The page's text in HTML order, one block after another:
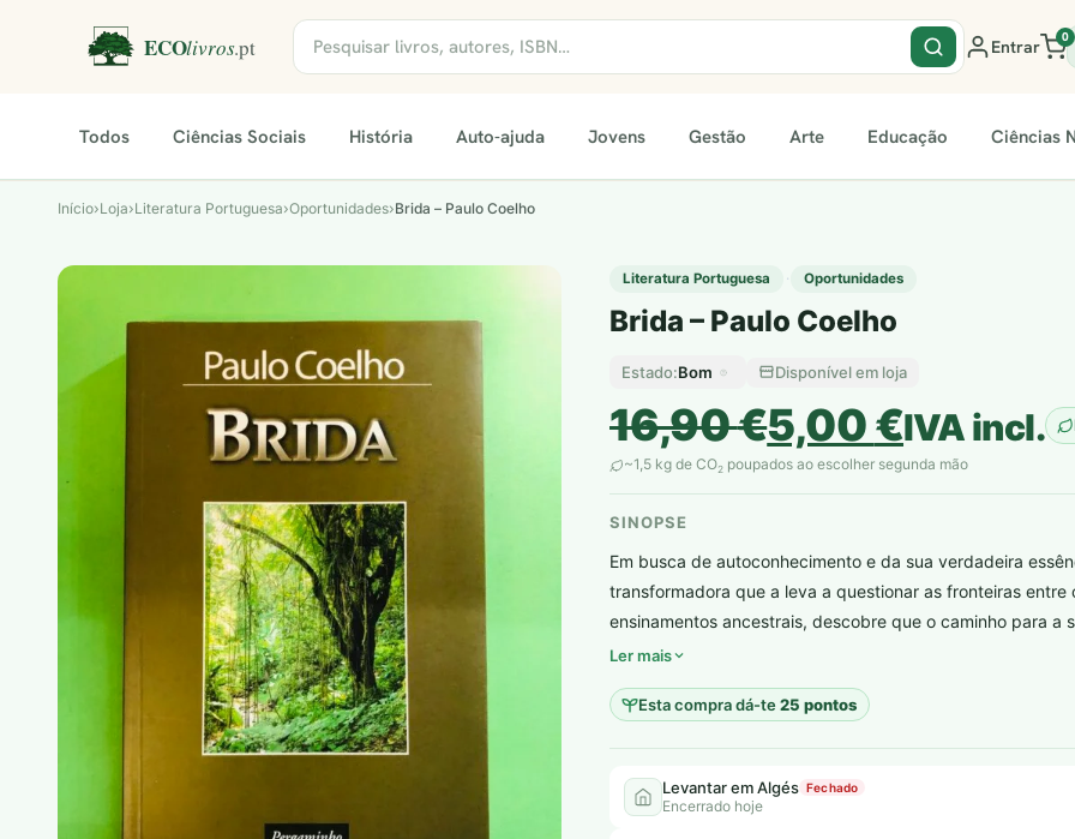
Entrar 0
Todos Ciências Sociais História Auto-ajuda Jovens Gestão Arte Educação Ciências
Início›Loja›Literatura Portuguesa›Oportunidades›Brida – Paulo Coelho
Literatura Portuguesa · Oportunidades
Brida – Paulo Coelho
Estado:Bom Disponível em loja
16,90€
O
preço
original
era:
16,90 €.
5,00€
O
preço
atual
é:
5,00 €.
IVA incl.
~1,5 kg de CO2 poupados ao escolher segunda mão
SINOPSE
Em busca de autoconhecimento e da sua verdadeira
transformadora que a leva a questionar as fronteiras
ensinamentos ancestrais, descobre que o caminho para
Ler mais
Esta compra dá-te25 pontos
Levantar em Algés Fechado
Encerrado hoje